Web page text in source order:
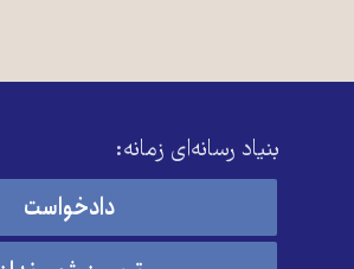
بنیاد رسانه‌ای زمانه:
دادخواست